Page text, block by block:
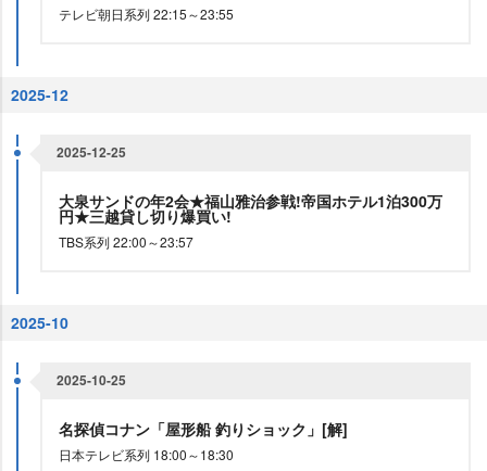
テレビ朝日系列 22:15～23:55
2025-12
2025-12-25
大泉サンドの年2会★福山雅治参戦!帝国ホテル1泊300万
円★三越貸し切り爆買い!
TBS系列 22:00～23:57
2025-10
2025-10-25
名探偵コナン「屋形船 釣りショック」[解]
日本テレビ系列 18:00～18:30